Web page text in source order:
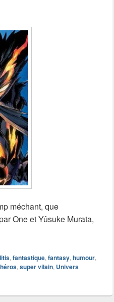
méchant, que
One et Yûsuke Murata,
, fantastique, fantasy, humour,
, super vilain, Univers